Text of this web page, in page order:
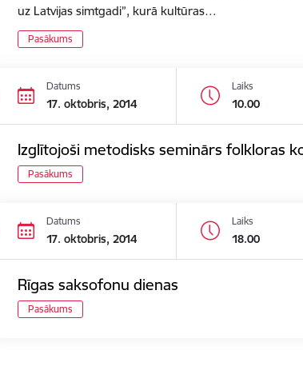
uz Latvijas simtgadi”, kurā kultūras…
Pasākums
Datums
17. oktobris, 2014
Laiks
10.00
Izglītojoši metodisks seminārs folkloras
Pasākums
Datums
17. oktobris, 2014
Laiks
18.00
Rīgas saksofonu dienas
Pasākums